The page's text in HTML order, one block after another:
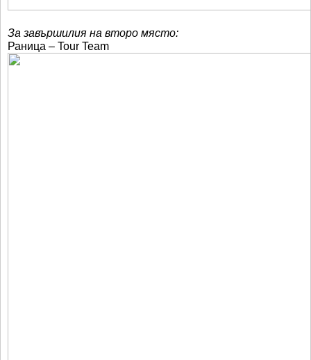
За завършилия на второ място:
Раница – Tour Team